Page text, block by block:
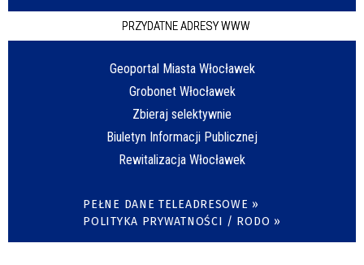
PRZYDATNE ADRESY WWW
Geoportal Miasta Włocławek
Grobonet Włocławek
Zbieraj selektywnie
Biuletyn Informacji Publicznej
Rewitalizacja Włocławek
PEŁNE DANE TELEADRESOWE »
POLITYKA PRYWATNOŚCI / RODO »